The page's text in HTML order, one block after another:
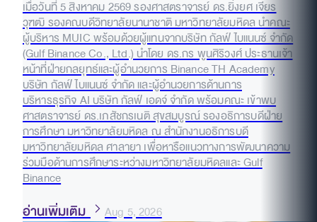
เมื่อวันที่ 5 สิงหาคม 2569 รองศาสตราจารย์ ดร.ยิ่งยศ เจียร
วุฑฒิ รองคณบดีวิทยาลัยนานาชาติ มหาวิทยาลัยมหิดล นำคณะ
ผู้บริหาร MUIC พร้อมด้วยผู้แทนจากบริษัท กัลฟ์ ไบแนนซ์ จำกัด
(Gulf Binance Co., Ltd.) นำโดย ดร.กร พูนศิริวงศ์ ประธานเจ้า
หน้าที่ฝ่ายกลยุทธ์และผู้อำนวยการ Binance TH Academy
บริษัท กัลฟ์ ไบแนนซ์ จำกัด และผู้อำนวยการด้านการ
บริหารธุรกิจ AI บริษัท กัลฟ์ เอดจ์ จำกัด พร้อมคณะ เข้าพบ
ศาสตราจารย์ ดร.เภสัชกรเนติ สุขสมบูรณ์ รองอธิการบดีฝ่าย
การศึกษา มหาวิทยาลัยมหิดล ณ สำนักงานอธิการบดี
มหาวิทยาลัยมหิดล ศาลายา เพื่อหารือแนวทางการพัฒนาความ
ร่วมมือด้านการศึกษาระหว่างมหาวิทยาลัยมหิดลและ Gulf
Binance
อ่านเพิ่มเติม Aug 5, 2026